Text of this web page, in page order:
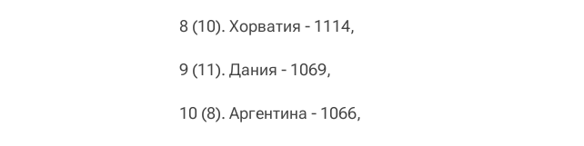
8 (10). Хорватия - 1114,
9 (11). Дания - 1069,
10 (8). Аргентина - 1066,